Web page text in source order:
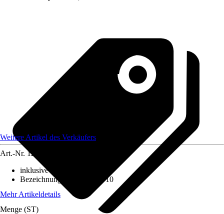
Weitere Artikel des Verkäufers
Art.-Nr. 12175497
inklusive Leuchtmittel
Bezeichnung Fassung
GU10
Mehr Artikeldetails
Menge (ST)